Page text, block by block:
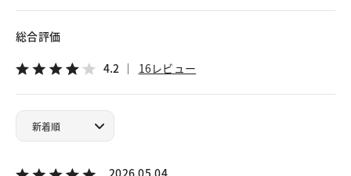
総合評価
4.2 16レビュー